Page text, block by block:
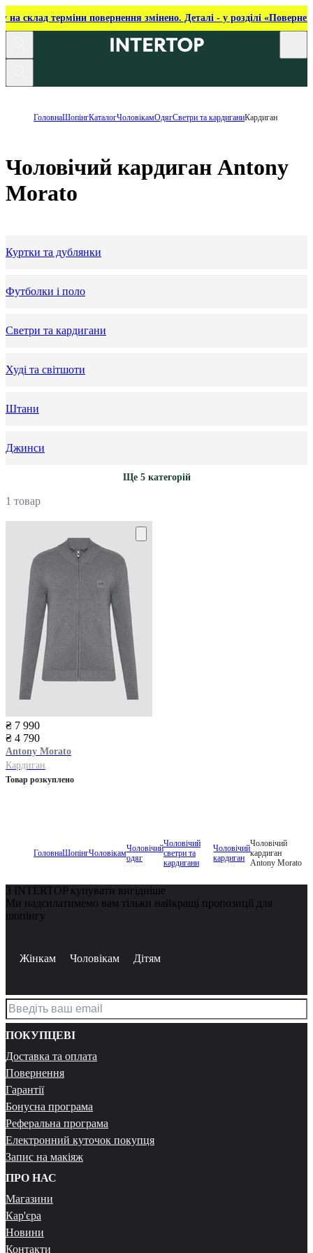
на склад терміни повернення змінено. Деталі - у розділі
ГоловнаШопінгКаталогЧоловікамОдягСветри та кардиганиКардиган
Чоловічий кардиган Antony
Morato
Куртки та дублянки
Футболки і поло
Светри та кардигани
Худі та світшоти
Штани
Джинси
Ще 5 категорій
1 товар
₴ 7 990
₴ 4 790
Antony Morato
Кардиган
Товар розкуплено
ГоловнаШопінгЧоловікамЧоловічий
одяг
Чоловічий
светри та
кардигани
Чоловічий
кардиган
Чоловічий
кардиган
Antony Morato
З INTERTOP купувати вигідніше
Ми надсилатимемо вам тільки найкращі пропозиції для
шопінгу
Жінкам Чоловікам Дітям
ПОКУПЦЕВІ
Доставка та оплата
Повернення
Гарантії
Бонусна програма
Реферальна програма
Електронний куточок покупця
Запис на макіяж
ПРО НАС
Магазини
Кар'єра
Новини
Контакти